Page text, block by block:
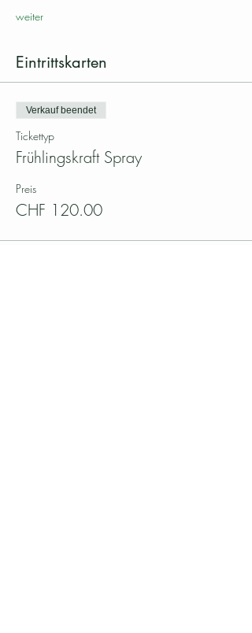
weiter
Eintrittskarten
Verkauf beendet
Tickettyp
Frühlingskraft Spray
Preis
CHF 120.00